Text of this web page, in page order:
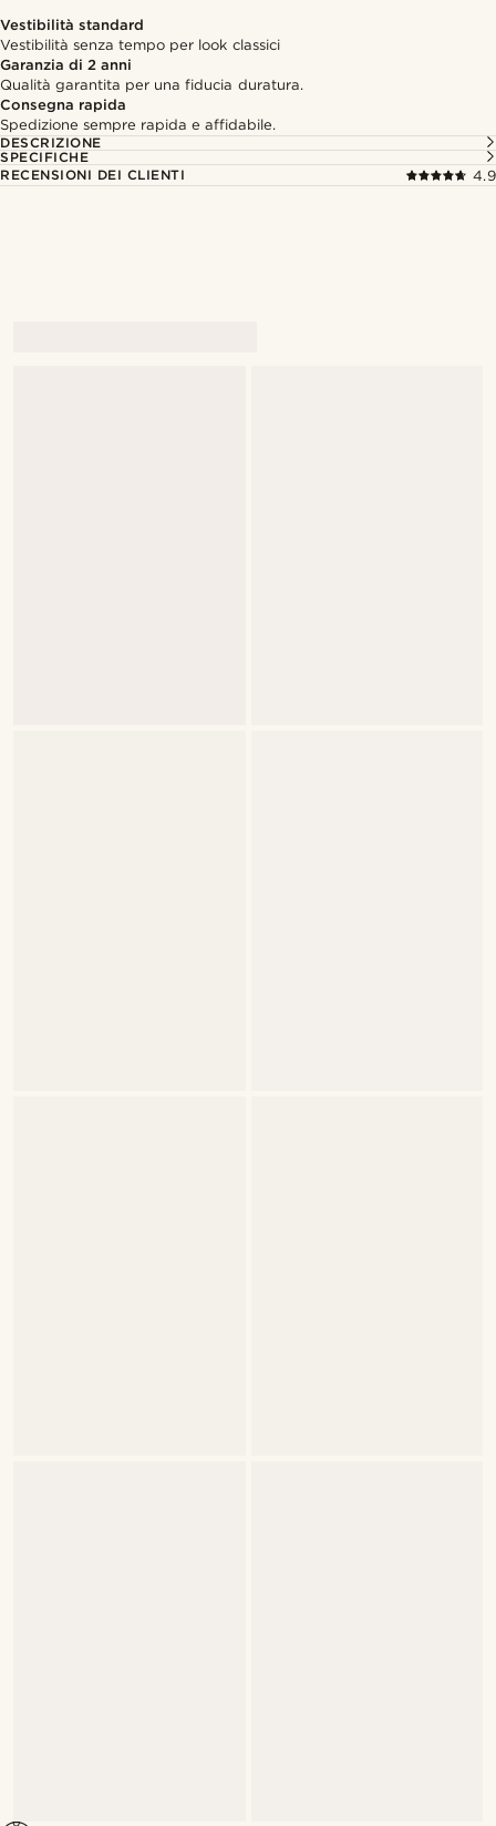
Vestibilità standard
Vestibilità senza tempo per look classici
Garanzia di 2 anni
Qualità garantita per una fiducia duratura.
Consegna rapida
Spedizione sempre rapida e affidabile.
DESCRIZIONE
SPECIFICHE
RECENSIONI DEI CLIENTI
4.9